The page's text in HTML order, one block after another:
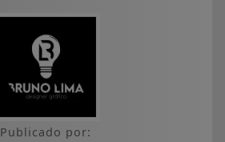
Publicado por: